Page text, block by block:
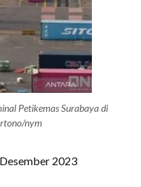
Petikemas Surabaya di
nym
2023